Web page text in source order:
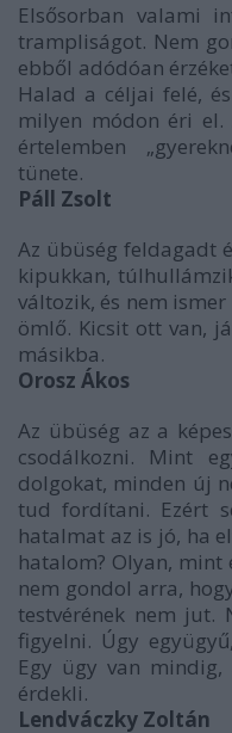
Elsősorban valami
trampliságot. Nem
ebből adódóan
Halad a céljai felé,
milyen módon éri el.
értelemben
tünete.
Páll Zsolt
Az übüség feldagadt
kipukkan,
változik, és nem
ömlő. Kicsit ott van,
másikba.
Orosz Ákos
Az übüség az a
csodálkozni. Mint
dolgokat, minden új
tud fordítani. Ezért
hatalmat az is jó, ha
hatalom? Olyan, mint
nem gondol arra,
testvérének nem jut.
figyelni. Úgy
Egy ügy van
érdekli.
Lendváczky Zoltán